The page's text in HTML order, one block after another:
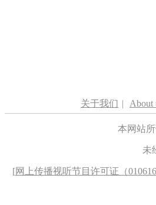
关于我们 | About
本网站
未
[网上传播视听节目许可证（